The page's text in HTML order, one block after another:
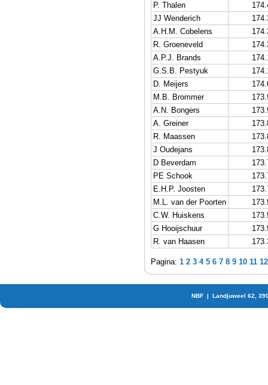
P. Thalen
JJ Wenderich
A.H.M. Cobelens
R. Groeneveld
A.P.J. Brands
G.S.B. Pestyuk
D. Meijers
M.B. Brommer
A.N. Bongers
A. Greiner
R. Maassen
J Oudejans
D Beverdam
PE Schook
E.H.P. Joosten
M.L. van der Poorten
C.W. Huiskens
G Hooijschuur
R. van Haasen
Pagina: 1 2 3 4 5 6 7 8 9 10 11 12
NBF | Landjuweel 62,